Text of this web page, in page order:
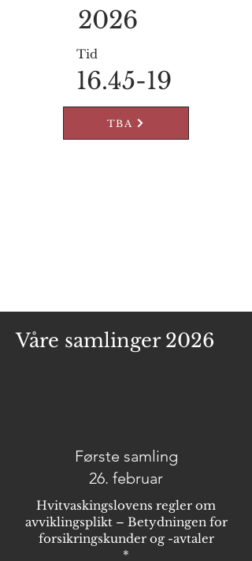
2026
Tid
16.45-19
TBA
Våre samlinger 2026
Første samling
26. februar
Hvitvaskingslovens regler om
avviklingsplikt – Betydningen for
forsikringskunder og -avtaler
*